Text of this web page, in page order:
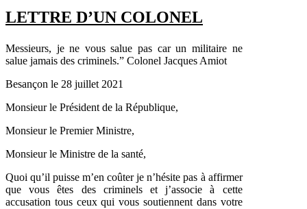
LETTRE D’UN COLONEL
Messieurs, je ne vous salue pas car un militaire ne
salue jamais des criminels.” Colonel Jacques Amiot
Besançon le 28 juillet 2021
Monsieur le Président de la République,
Monsieur le Premier Ministre,
Monsieur le Ministre de la santé,
Quoi qu’il puisse m’en coûter je n’hésite pas à affirmer
que vous êtes des criminels et j’associe à cette
accusation tous ceux qui vous soutiennent dans votre